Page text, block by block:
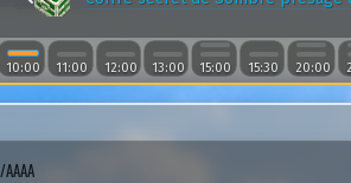
10:00 11:00 12:00 13:00 15:00 15:30 20:00